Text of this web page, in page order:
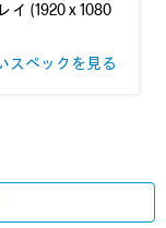
イ (1920 x 1080
スペックを見る